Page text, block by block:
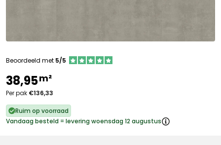
Beoordeeld met 5/5
38,95m²
Per pak €136,33
Ruim op voorraad
Vandaag besteld = levering woensdag 12 augustus